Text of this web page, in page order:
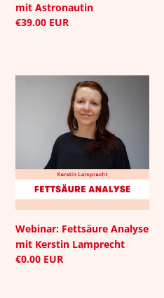
mit Astronautin
Normaler
€39.00 EUR
Lamprecht
Webinar: Fettsäure Analyse
mit Kerstin Lamprecht
Normaler
€0.00 EUR